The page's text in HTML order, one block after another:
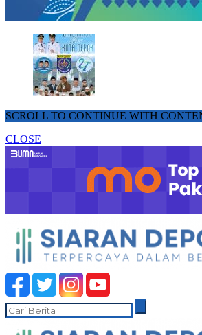
SCROLL TO CONTINUE WITH
CLOSE